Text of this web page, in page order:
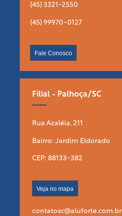
(45) 3321-2550
(45) 99970-0127
Fale Conosco
Filial - Palhoça/SC
Rua Azaléia, 211
Bairro: Jardim Eldorado
CEP: 88133-382
Veja no mapa
contatosc@aluforte.com.br